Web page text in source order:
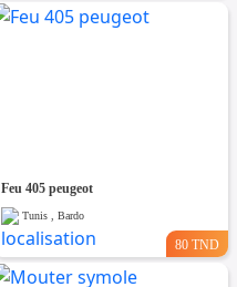
Feu 405 peugeot
Tunis , Bardo
80 TND